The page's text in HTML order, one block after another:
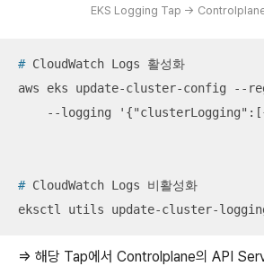
EKS Logging Tap ->
# CloudWatch Logs 활성화
aws eks update-cluster-config --region
--logging
# CloudWatch Logs 비활성화
eksctl utils update-cluster-logging --
=> 해당 Tap에서 Controlplane의 API